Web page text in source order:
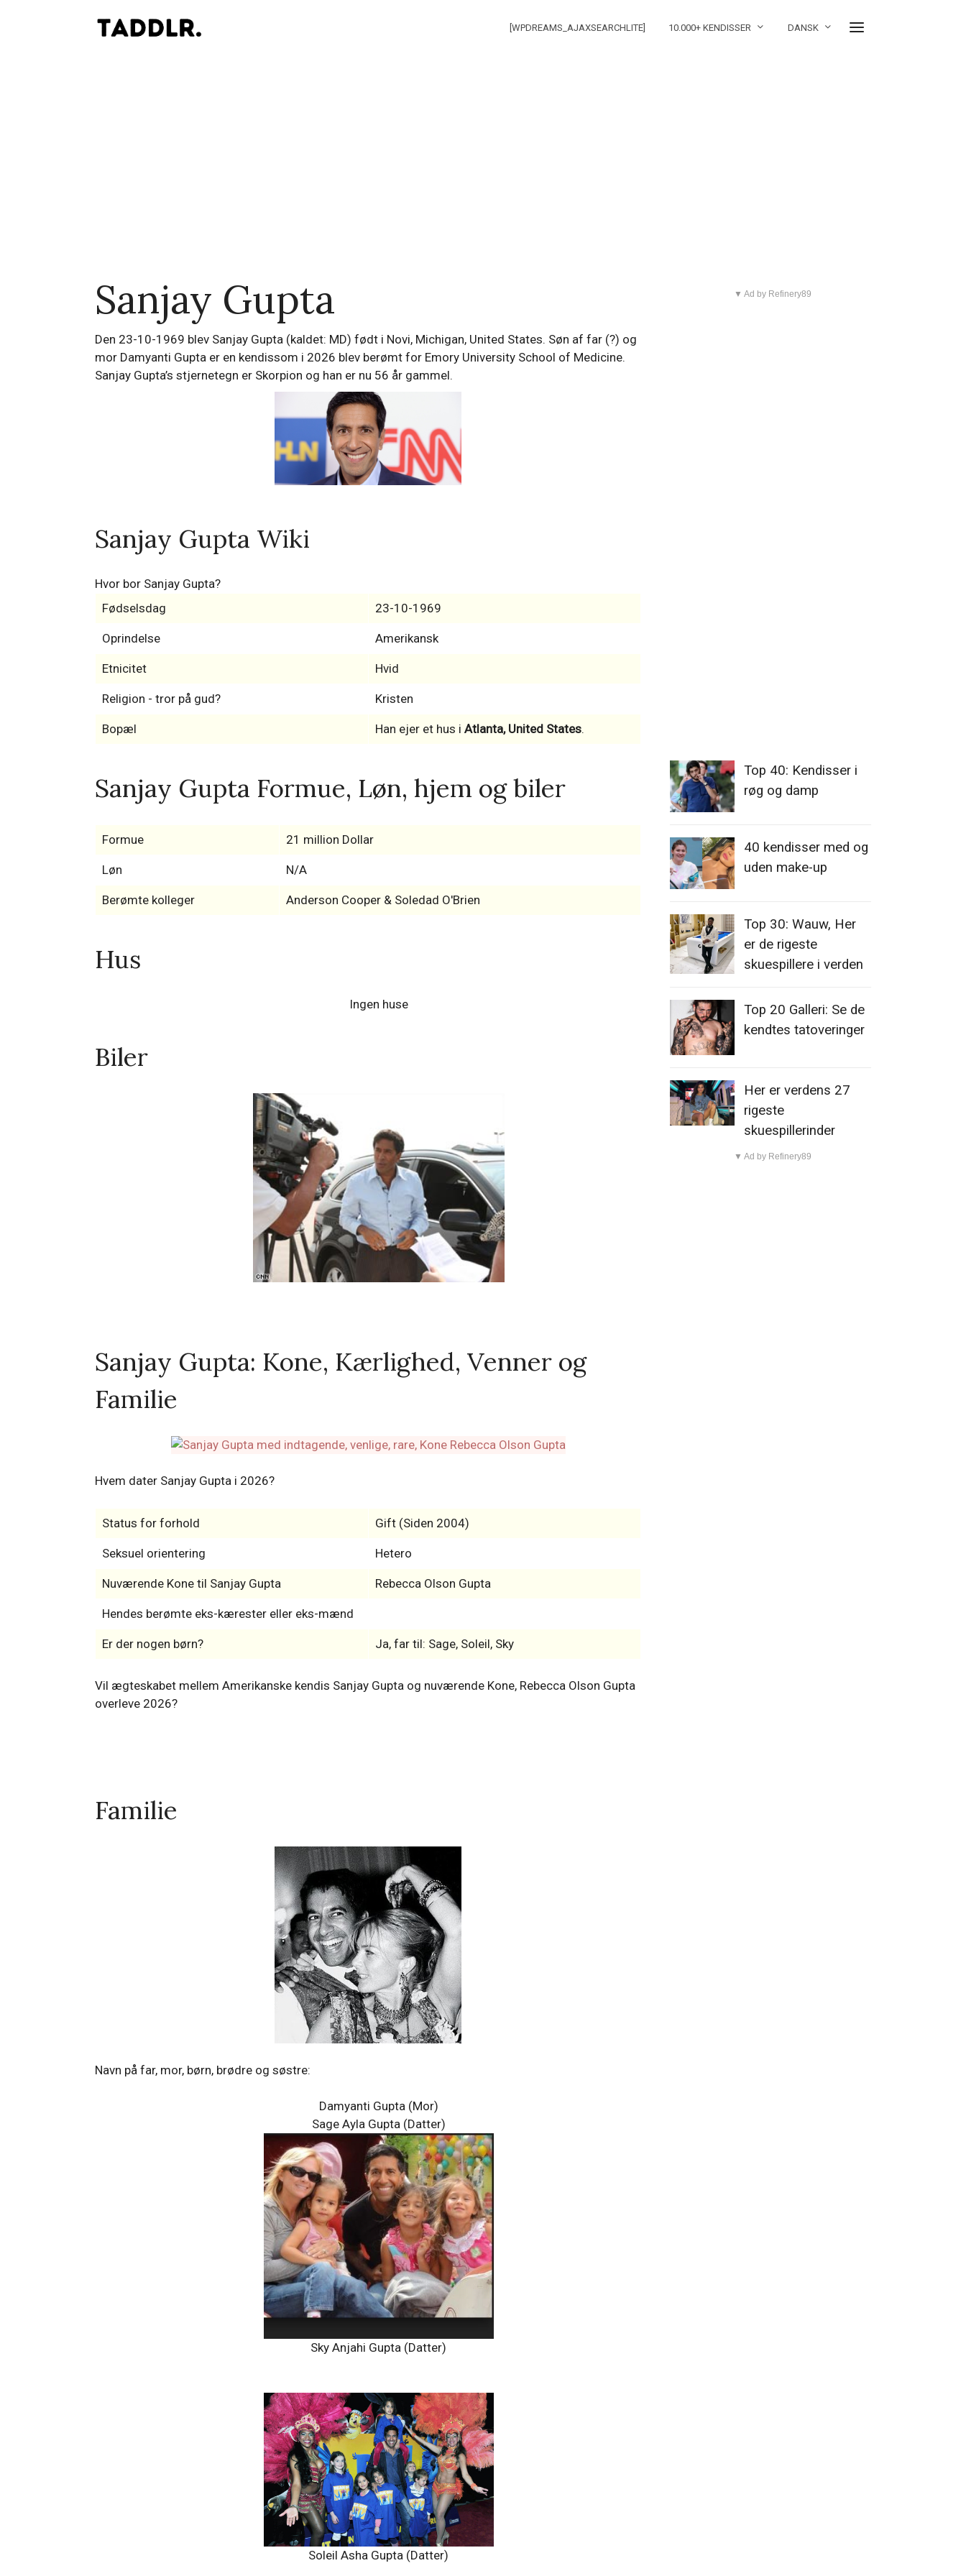
[WPDREAMS_AJAXSEARCHLITE] 10.000+ KENDISSER DANSK
Sanjay Gupta
Den 23-10-1969 blev Sanjay Gupta (kaldet: MD) født i Novi, Michigan, United States. Søn af far (?) og
mor Damyanti Gupta er en kendissom i 2026 blev berømt for Emory University School of Medicine.
Sanjay Gupta’s stjernetegn er Skorpion og han er nu 56 år gammel.
Sanjay Gupta Wiki
Hvor bor Sanjay Gupta?
Fødselsdag
23-10-1969
Oprindelse Amerikansk
Etnicitet Hvid
Religion - tror på gud? Kristen
Bopæl Han ejer et hus i Atlanta, United States.
Sanjay Gupta Formue, Løn, hjem og biler
Formue 21 million Dollar
Løn N/A
Berømte kolleger Anderson Cooper & Soledad O'Brien
Hus
Ingen huse
Biler
Sanjay Gupta: Kone, Kærlighed, Venner og
Familie
Hvem dater Sanjay Gupta i 2026?
Status for forhold Gift (Siden 2004)
Seksuel orientering Hetero
Nuværende Kone til Sanjay Gupta Rebecca Olson Gupta
Hendes berømte eks-kærester eller eks-mænd
Er der nogen børn? Ja, far til: Sage, Soleil, Sky
Vil ægteskabet mellem Amerikanske kendis Sanjay Gupta og nuværende Kone, Rebecca Olson Gupta
overleve 2026?
Familie
Navn på far, mor, børn, brødre og søstre:
Damyanti Gupta (Mor)
Sage Ayla Gupta (Datter)
Sky Anjahi Gupta (Datter)
Soleil Asha Gupta (Datter)
▼ Ad by Refinery89
Top 40: Kendisser i
røg og damp
40 kendisser med og
uden make-up
Top 30: Wauw, Her
er de rigeste
skuespillere i verden
Top 20 Galleri: Se de
kendtes tatoveringer
Her er verdens 27
rigeste
skuespillerinder
▼ Ad by Refinery89